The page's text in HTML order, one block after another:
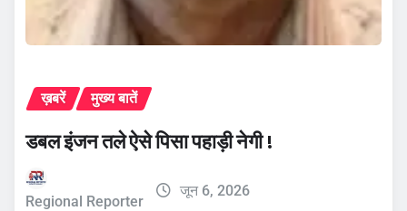
ख़बरें मुख्य बातें
डबल इंजन तले ऐसे पिसा पहाड़ी नेगी !
Regional Reporter
जून 6, 2026